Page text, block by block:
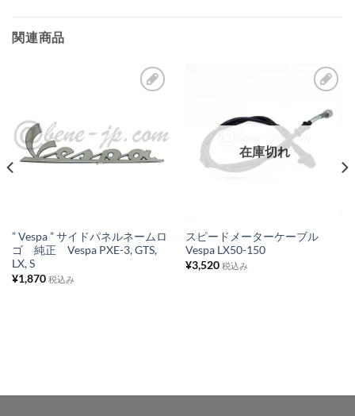
関連商品
気
に
ト
” Vespa ” サイドパネルネームロ
ゴ 純正 Vespa PXE-3, GTS,
LX, S
¥1,870 税込み
気
入
ス
在庫切れ
スピードメーターケーブル
Vespa LX50-150
¥3,520 税込み